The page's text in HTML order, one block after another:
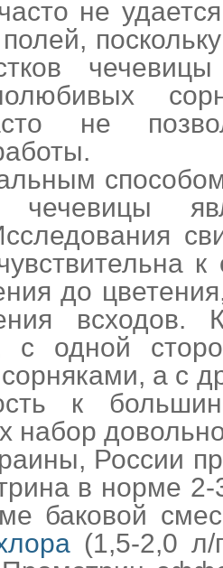
не
не
до
всходов.
с одной
сорняками, а с
к
набор
России
в норме 2-
баковой
(1,5-2,0 л/